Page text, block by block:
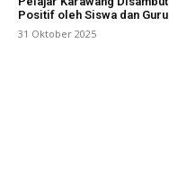
Positif oleh Siswa dan Guru
31 Oktober 2025